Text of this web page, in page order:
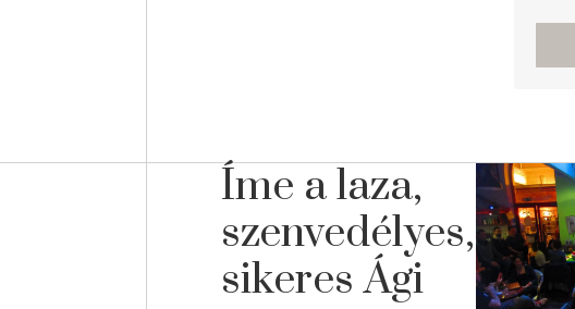
Íme a laza,
szenvedélyes,
sikeres Ági